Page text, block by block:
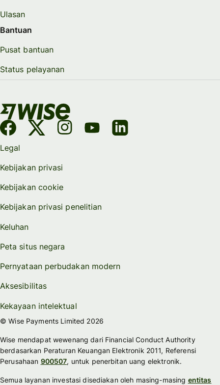
Ulasan
Bantuan
Pusat bantuan
Status pelayanan
Legal
Kebijakan privasi
Kebijakan cookie
Kebijakan privasi penelitian
Keluhan
Peta situs negara
Pernyataan perbudakan modern
Aksesibilitas
Kekayaan intelektual
© Wise Payments Limited 2026
Wise mendapat wewenang dari Financial Conduct Authority
berdasarkan Peraturan Keuangan Elektronik 2011, Referensi
Perusahaan 900507, untuk penerbitan uang elektronik.
Semua layanan investasi disediakan oleh masing-masing entitas